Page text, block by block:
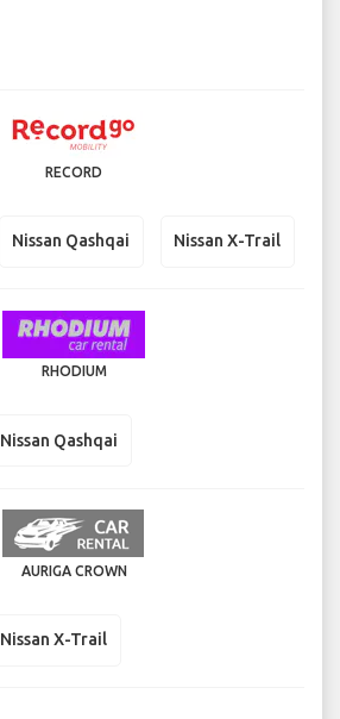
RECORD
Nissan Qashqai Nissan X-Trail
RHODIUM
Nissan Qashqai
AURIGA CROWN
Nissan X-Trail